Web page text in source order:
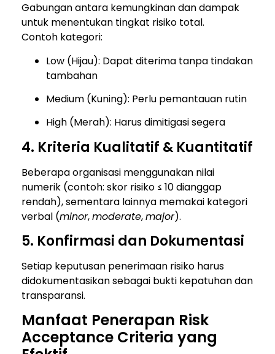
Gabungan antara kemungkinan dan dampak
untuk menentukan tingkat risiko total.
Contoh kategori:
Low (Hijau): Dapat diterima tanpa tindakan
tambahan
Medium (Kuning): Perlu pemantauan rutin
High (Merah): Harus dimitigasi segera
4. Kriteria Kualitatif & Kuantitatif
Beberapa organisasi menggunakan nilai
numerik (contoh: skor risiko ≤ 10 dianggap
rendah), sementara lainnya memakai kategori
verbal (minor,moderate,major).
5. Konfirmasi dan Dokumentasi
Setiap keputusan penerimaan risiko harus
didokumentasikan sebagai bukti kepatuhan dan
transparansi.
Manfaat Penerapan Risk
Acceptance Criteria yang